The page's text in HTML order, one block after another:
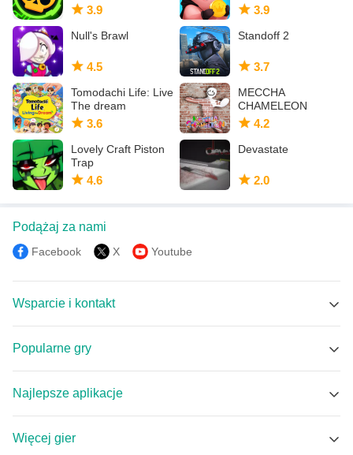
3.9 3.9
Null's Brawl
4.5
Standoff 2
3.7
Tomodachi Life: Live
The dream
3.6
MECCHA
CHAMELEON
4.2
Lovely Craft Piston
Trap
4.6
Devastate
2.0
Podążaj za nami
Facebook X Youtube
Wsparcie i kontakt
Wsparcie MEmu
Facebook Group
Discord
Email
Popularne gry
Brawl Stars APK
Coin Master APK
Null's Brawl APK
Standoff 2 APK
Najlepsze aplikacje
Tuya Smart APK
小羽VPN - 一键连接 无限流量 白嫖VPN APK
Więcej gier